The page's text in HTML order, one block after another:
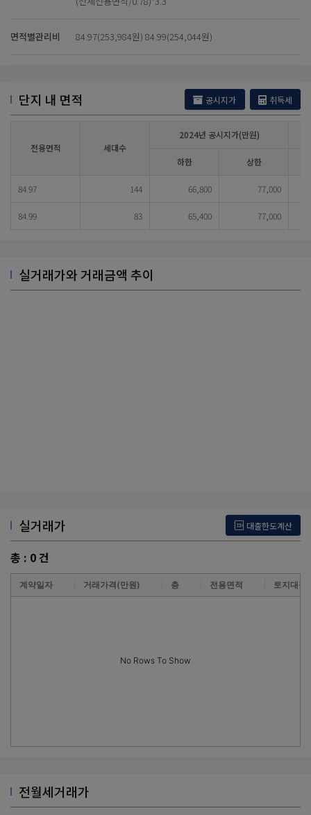
면적별관리비 84.97(253,984원) 84.99(254,044원)
단지 내 면적 공시지가 취득세
전용면적 세대수
2024년 공시지가(만원)
하한 상한
84.97 144 66,800 77,000
84.99 83 65,400 77,000
실거래가와 거래금액 추이
실거래가 대출한도계산
총 : 0건
계약일자 거래가격(만원) 층 전용면적 토지대장
No Rows To Show
전월세거래가